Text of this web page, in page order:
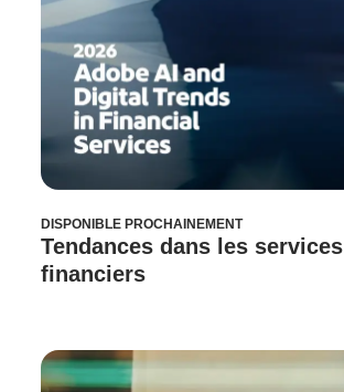
DISPONIBLE PROCHAINEMENT
Tendances dans les services
financiers